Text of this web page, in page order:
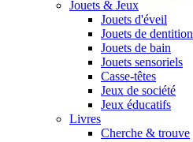
Jouets & Jeux
Jouets d'éveil
Jouets de dentition
Jouets de bain
Jouets sensoriels
Casse-têtes
Jeux de société
Jeux éducatifs
Livres
Cherche & trouve